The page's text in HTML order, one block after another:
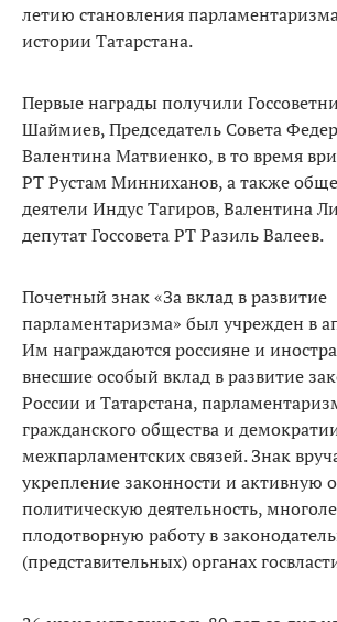
летию становления
истории Татарстана.
Первые награды получили
Шаймиев, Председатель Совета
Валентина Матвиенко, в то время
РТ Рустам Минниханов, а также
деятели Индус Тагиров, Валентина
депутат Госсовета РТ Разиль Валеев.
Почетный знак «За вклад в развитие
парламентаризма» был учрежден в
Им награждаются россияне и
внесшие особый вклад в развитие
России и Татарстана,
гражданского общества и
межпарламентских связей. Знак
укрепление законности и активную
политическую деятельность,
плодотворную работу в
(представительных) органах